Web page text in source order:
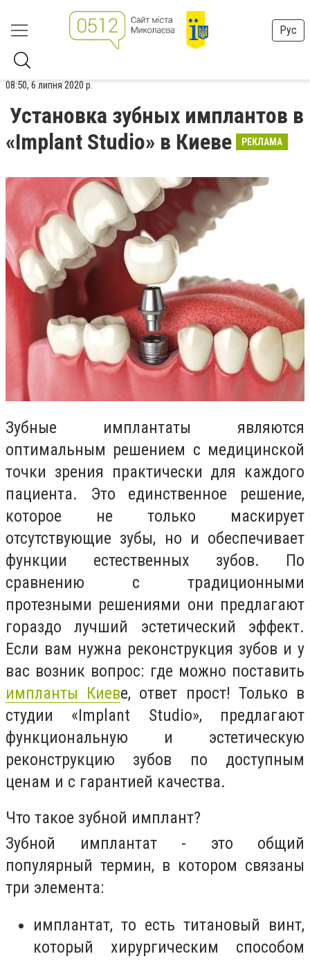
Рус
08:50, 6 липня 2020 р.
Установка зубных имплантов в
«Implant Studio» в Киеве
РЕКЛАМА
Зубные имплантаты являются
оптимальным решением с медицинской
точки зрения практически для каждого
пациента. Это единственное решение,
которое не только маскирует
отсутствующие зубы, но и обеспечивает
функции естественных зубов. По
сравнению с традиционными
протезными решениями они предлагают
гораздо лучший эстетический эффект.
Если вам нужна реконструкция зубов и у
вас возник вопрос: где можно поставить
импланты Киеве, ответ прост! Только в
студии «Implant Studio», предлагают
функциональную и эстетическую
реконструкцию зубов по доступным
ценам и с гарантией качества.
Что такое зубной имплант?
Зубной имплантат - это общий
популярный термин, в котором связаны
три элемента:
имплантат, то есть титановый винт,
который хирургическим способом